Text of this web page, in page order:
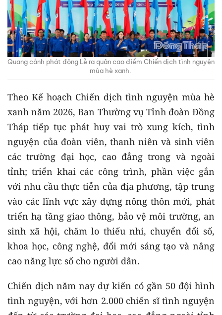
Quang cảnh phát động Lễ ra quân cao điểm Chiến dịch tình nguyện
mùa hè xanh.
Theo Kế hoạch Chiến dịch tình nguyện mùa hè
xanh năm 2026, Ban Thường vụ Tỉnh đoàn Đồng
Tháp tiếp tục phát huy vai trò xung kích, tình
nguyện của đoàn viên, thanh niên và sinh viên
các trường đại học, cao đẳng trong và ngoài
tỉnh; triển khai các công trình, phần việc gắn
với nhu cầu thực tiễn của địa phương, tập trung
vào các lĩnh vực xây dựng nông thôn mới, phát
triển hạ tầng giao thông, bảo vệ môi trường, an
sinh xã hội, chăm lo thiếu nhi, chuyển đổi số,
khoa học, công nghệ, đổi mới sáng tạo và nâng
cao năng lực số cho người dân.
Chiến dịch năm nay dự kiến có gần 50 đội hình
tình nguyện, với hơn 2.000 chiến sĩ tình nguyện